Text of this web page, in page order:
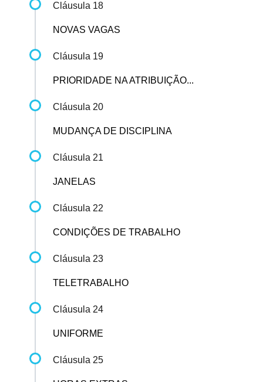
Cláusula 18
NOVAS VAGAS
Cláusula 19
PRIORIDADE NA ATRIBUIÇÃO...
Cláusula 20
MUDANÇA DE DISCIPLINA
Cláusula 21
JANELAS
Cláusula 22
CONDIÇÕES DE TRABALHO
Cláusula 23
TELETRABALHO
Cláusula 24
UNIFORME
Cláusula 25